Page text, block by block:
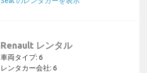
Renault レンタル
車両タイプ: 6
レンタカー会社: 6